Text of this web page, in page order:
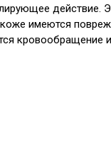
действие.
имеются
кровообращение